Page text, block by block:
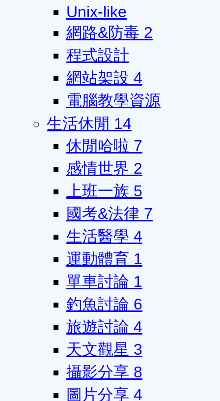
Unix-like
網路&防毒 2
程式設計
網站架設 4
電腦教學資源
生活休閒 14
休閒哈啦 7
感情世界 2
上班一族 5
國考&法律 7
生活醫學 4
運動體育 1
單車討論 1
釣魚討論 6
旅遊討論 4
天文觀星 3
攝影分享 8
圖片分享 4